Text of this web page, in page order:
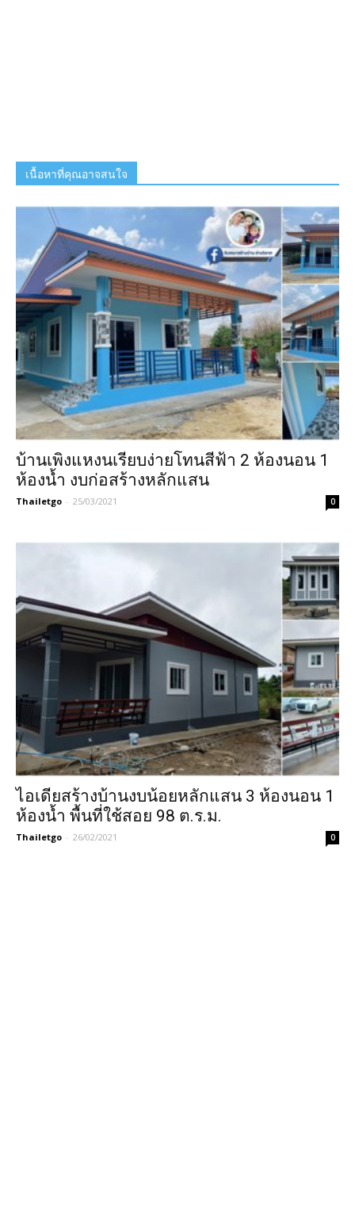
เนื้อหาที่คุณอาจสนใจ
บ้านเพิงแหงนเรียบง่ายโทนสีฟ้า 2 ห้องนอน 1
ห้องน้ำ งบก่อสร้างหลักแสน
Thailetgo - 25/03/2021 0
ไอเดียสร้างบ้านงบน้อยหลักแสน 3 ห้องนอน 1
ห้องน้ำ พื้นที่ใช้สอย 98 ต.ร.ม.
Thailetgo - 26/02/2021 0